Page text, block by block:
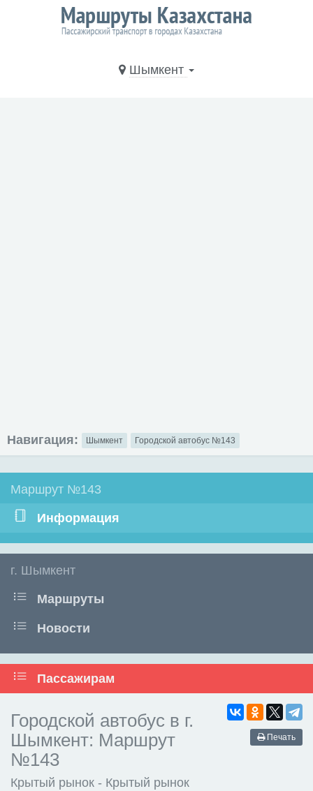
Шымкент
Навигация: Шымкент Городской автобус №143
Маршрут №143
Информация
г. Шымкент
Маршруты
Новости
Пассажирам
Печать
Городской автобус в г.
Шымкент: Маршрут
№143
Крытый рынок - Крытый рынок